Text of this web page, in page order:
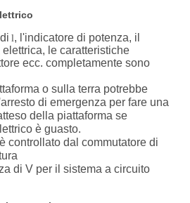
l, l'indicatore di potenza, il
le caratteristiche
ecc. completamente sono
o sulla terra potrebbe
di emergenza per fare una
della piattaforma se
è guasto.
controllato dal commutatore di
di V per il sistema a circuito